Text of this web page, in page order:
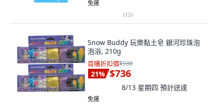
免運
(12)
Snow Buddy 玩樂黏土皂 銀河珍珠泡
泡浴, 210g
首購折扣價$936
21% $736
8/13 星期四 預計送達
免運